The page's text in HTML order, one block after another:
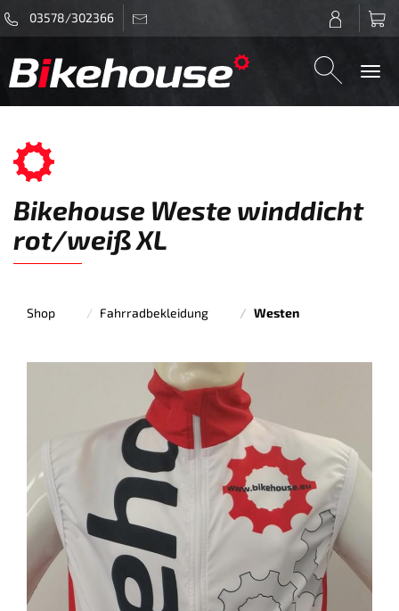
03578/302366
Bikehouse Weste winddicht
rot/weiß XL
Shop Fahrradbekleidung Westen